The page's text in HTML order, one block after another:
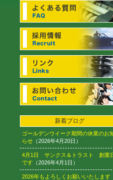
新着ブログ
ゴールデンウイーク期間の休業のお
らせ （2026年4月20日）
4月1日 サンクス＆トラスト 創業
です （2026年4月1日）
2026年もよろしくお願いいたします